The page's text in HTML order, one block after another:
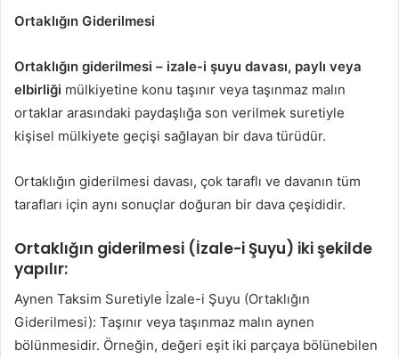
Ortaklığın Giderilmesi
Ortaklığın giderilmesi – izale-i şuyu davası, paylı veya
elbirliği mülkiyetine konu taşınır veya taşınmaz malın
ortaklar arasındaki paydaşlığa son verilmek suretiyle
kişisel mülkiyete geçişi sağlayan bir dava türüdür.
Ortaklığın giderilmesi davası, çok taraflı ve davanın tüm
tarafları için aynı sonuçlar doğuran bir dava çeşididir.
Ortaklığın giderilmesi (İzale-i Şuyu) iki şekilde
yapılır:
Aynen Taksim Suretiyle İzale-i Şuyu (Ortaklığın
Giderilmesi): Taşınır veya taşınmaz malın aynen
bölünmesidir. Örneğin, değeri eşit iki parçaya bölünebilen